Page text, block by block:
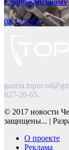
08.17.2025
627-20-65.
© 2017 новости
защищены... |
О проекте
Реклама